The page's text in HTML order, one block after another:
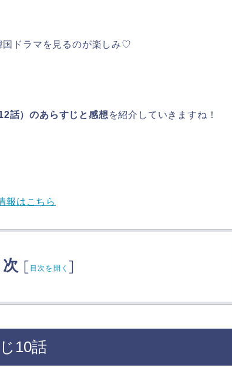
国ドラマを見るのが楽しみ♡
話）のあらすじと感想 を紹介していきますね！
報はこちら
[ 目次を開く ]
10話